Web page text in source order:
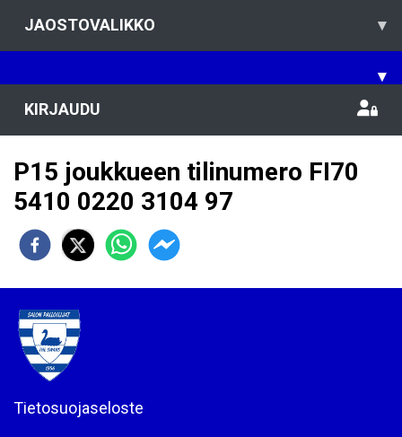
JAOSTOVALIKKO ▾
▾
KIRJAUDU
P15 joukkueen tilinumero FI70
5410 0220 3104 97
Tietosuojaseloste